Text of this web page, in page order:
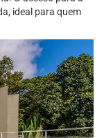
ideal para quem